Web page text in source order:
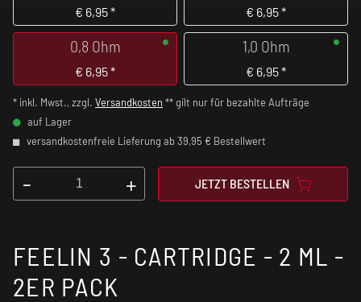
€ 6,95* € 6,95*
0,8 Ohm
€ 6,95*
1,0 Ohm
€ 6,95*
* inkl. Mwst., zzgl. Versandkosten ** gilt nur für bezahlte Aufträge
auf Lager
versandkostenfreie Lieferung ab 39,95 € Bestellwert
- + JETZT BESTELLEN
FEELIN 3 - CARTRIDGE - 2 ML -
2ER PACK